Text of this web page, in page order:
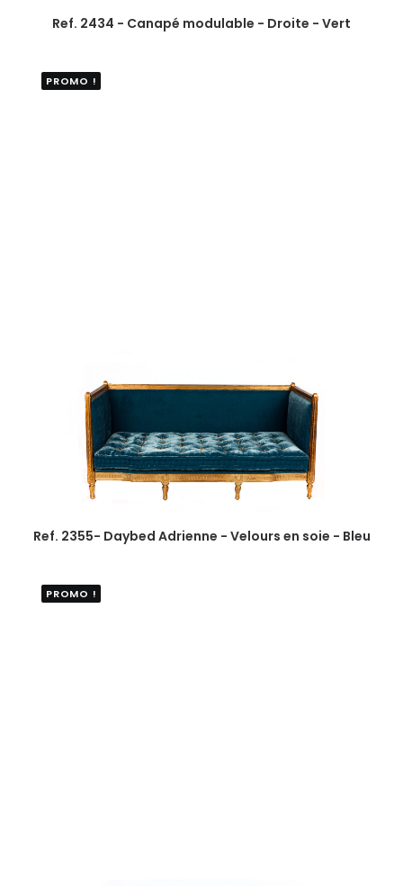
Ref. 2434 - Canapé modulable - Droite - Vert
PROMO !
Ref. 2355- Daybed Adrienne - Velours en soie - Bleu
PROMO !